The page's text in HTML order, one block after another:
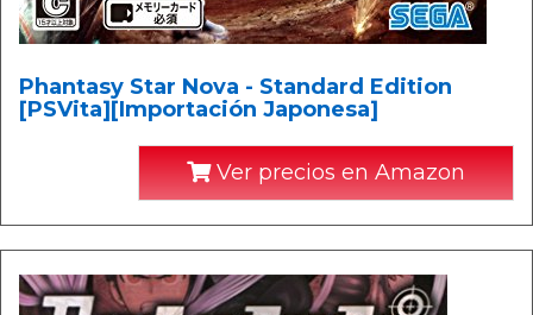
Phantasy Star Nova - Standard Edition
[PSVita][Importación Japonesa]
Ver precios en Amazon